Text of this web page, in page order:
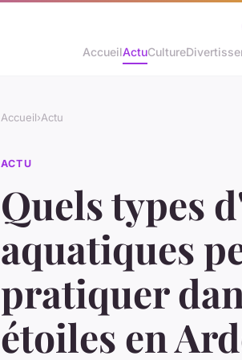
AccueilActuCulture
Accueil›Actu
ACTU
Quels types
aquatiques
pratiquer
étoiles en